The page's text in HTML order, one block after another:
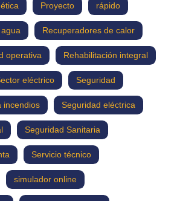
Proyecto rápido
Recuperadores de calor
operativa Rehabilitación integral
eléctrico Seguridad
incendios Seguridad eléctrica
Seguridad Sanitaria
Servicio técnico
simulador online